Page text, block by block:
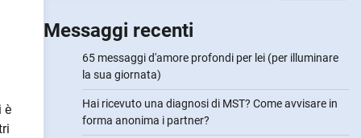
è
Messaggi recenti
65 messaggi d'amore profondi per lei (per illuminare
la sua giornata)
Hai ricevuto una diagnosi di MST? Come avvisare in
forma anonima i partner?